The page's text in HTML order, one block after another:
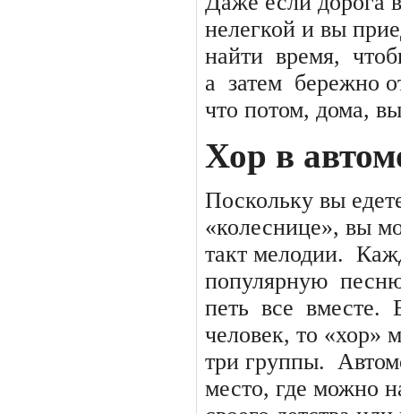
нелегкой и вы
найти время,
а затем бережно
что потом, дома,
Хор в
Поскольку вы
«колеснице», вы
такт мелодии.
популярную
петь все вместе.
человек, то «хор»
три группы.
место, где можно